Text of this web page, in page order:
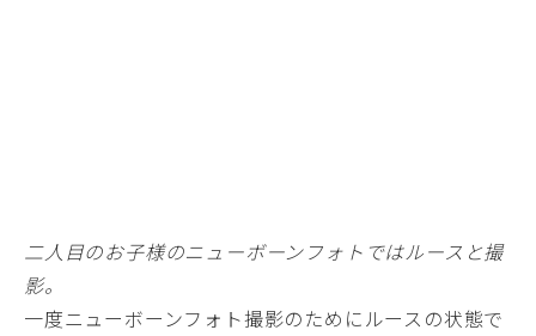
二人目のお子様のニューボーンフォトではルースと撮
影。
一度ニューボーンフォト撮影のためにルースの状態で